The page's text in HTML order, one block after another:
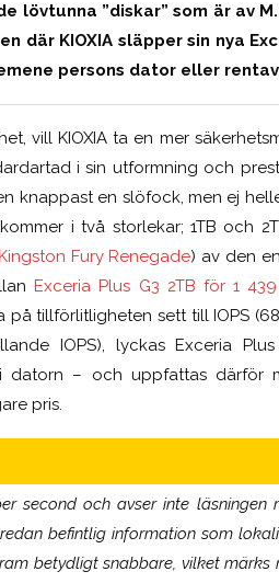
lövtunna ”diskar” som är av
KIOXIA släpper sin nya
persons dator eller
vill KIOXIA ta en mer
i sin utformning och
knappast en slöfock, men ej
i två storlekar; 1TB och
Kingston Fury Renegade) av den
Exceria Plus G3 2TB för 1 439
på tillförlitligheten sett till IOPS
IOPS), lyckas Exceria
datorn – och uppfattas därför
pris.
second och avser inte läsningen
befintlig information som
betydligt snabbare, vilket märks